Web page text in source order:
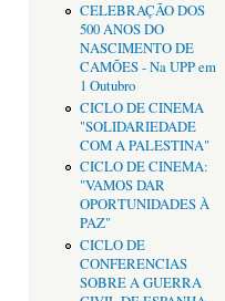
CELEBRAÇÃO DOS
500 ANOS DO
NASCIMENTO DE
CAMÕES - Na UPP em
1 Outubro
CICLO DE CINEMA
"SOLIDARIEDADE
COM A PALESTINA"
CICLO DE CINEMA:
"VAMOS DAR
OPORTUNIDADES À
PAZ"
CICLO DE
CONFERENCIAS
SOBRE A GUERRA